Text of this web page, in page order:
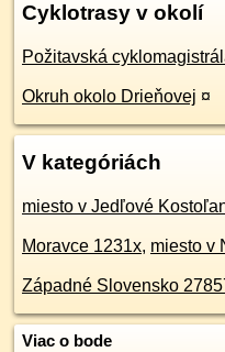
Cyklotrasy v okolí
Požitavská
Okruh okolo Drieňovej ¤
V kategóriách
miesto v Jedľové
Moravce 1231x, miesto v
Západné Slovensko
Viac o bode